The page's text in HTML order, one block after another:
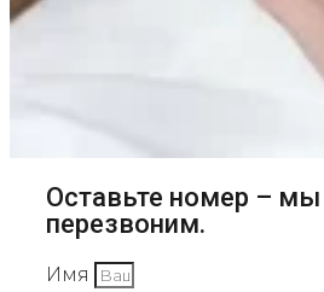
Оставьте номер –
перезвоним.
Имя